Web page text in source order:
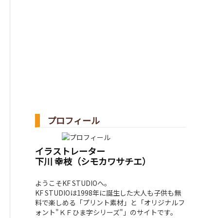
プロフィール
イラストレーター
下川 幸枝（シモカワサチエ）
ようこそKF STUDIOへ。
KF STUDIOは1998年に誕生した大人も子供も無
料で楽しめる「プリント素材」と「オリジナルフ
ォント"ＫＦひま字シリーズ"」のサイトです。